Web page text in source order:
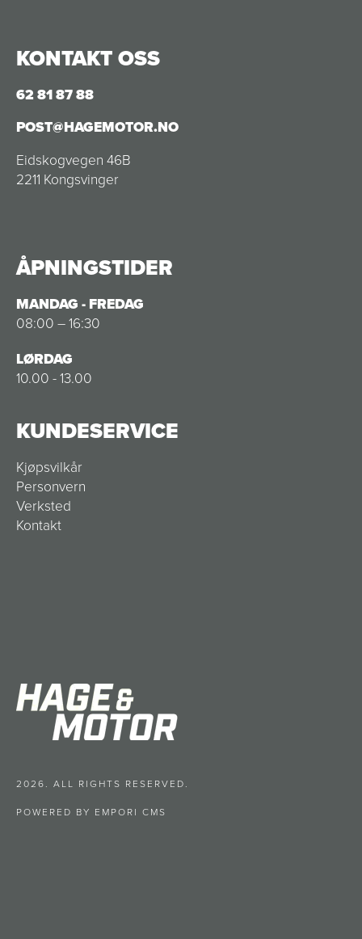
KONTAKT OSS
62 81 87 88
POST@HAGEMOTOR.NO
Eidskogvegen 46B
2211 Kongsvinger
ÅPNINGSTIDER
MANDAG - FREDAG
08:00 – 16:30
LØRDAG
10.00 - 13.00
KUNDESERVICE
Kjøpsvilkår
Personvern
Verksted
Kontakt
2026. ALL RIGHTS RESERVED.
POWERED BY EMPORI CMS